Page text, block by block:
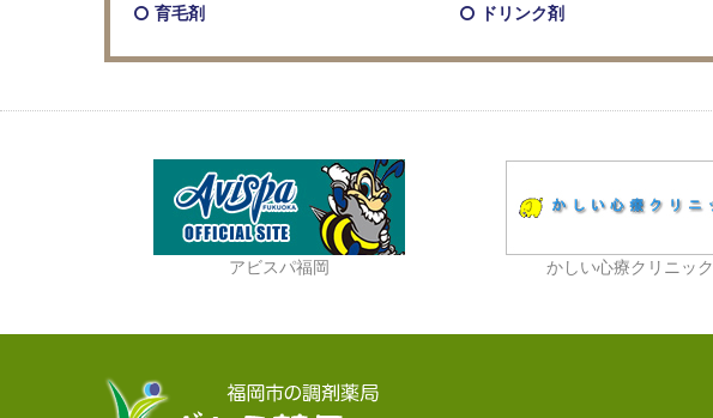
育毛剤
ドリンク剤
アビスパ福岡 かしい心療クリニック